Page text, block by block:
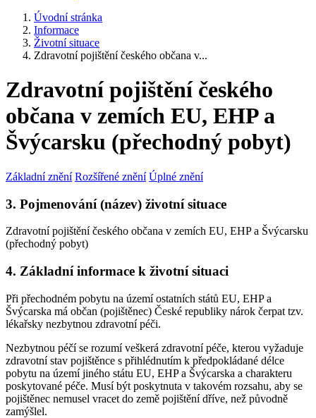
Úvodní stránka
Informace
Životní situace
Zdravotní pojištění českého občana v...
Zdravotní pojištění českého
občana v zemích EU, EHP a
Švýcarsku (přechodný pobyt)
Základní znění Rozšířené znění Úplné znění
3. Pojmenování (název) životní situace
Zdravotní pojištění českého občana v zemích EU, EHP a Švýcarsku
(přechodný pobyt)
4. Základní informace k životní situaci
Při přechodném pobytu na území ostatních států EU, EHP a
Švýcarska má občan (pojištěnec) České republiky nárok čerpat tzv.
lékařsky nezbytnou zdravotní péči.
Nezbytnou péčí se rozumí veškerá zdravotní péče, kterou vyžaduje
zdravotní stav pojištěnce s přihlédnutím k předpokládané délce
pobytu na území jiného státu EU, EHP a Švýcarska a charakteru
poskytované péče. Musí být poskytnuta v takovém rozsahu, aby se
pojištěnec nemusel vracet do země pojištění dříve, než původně
zamýšlel.